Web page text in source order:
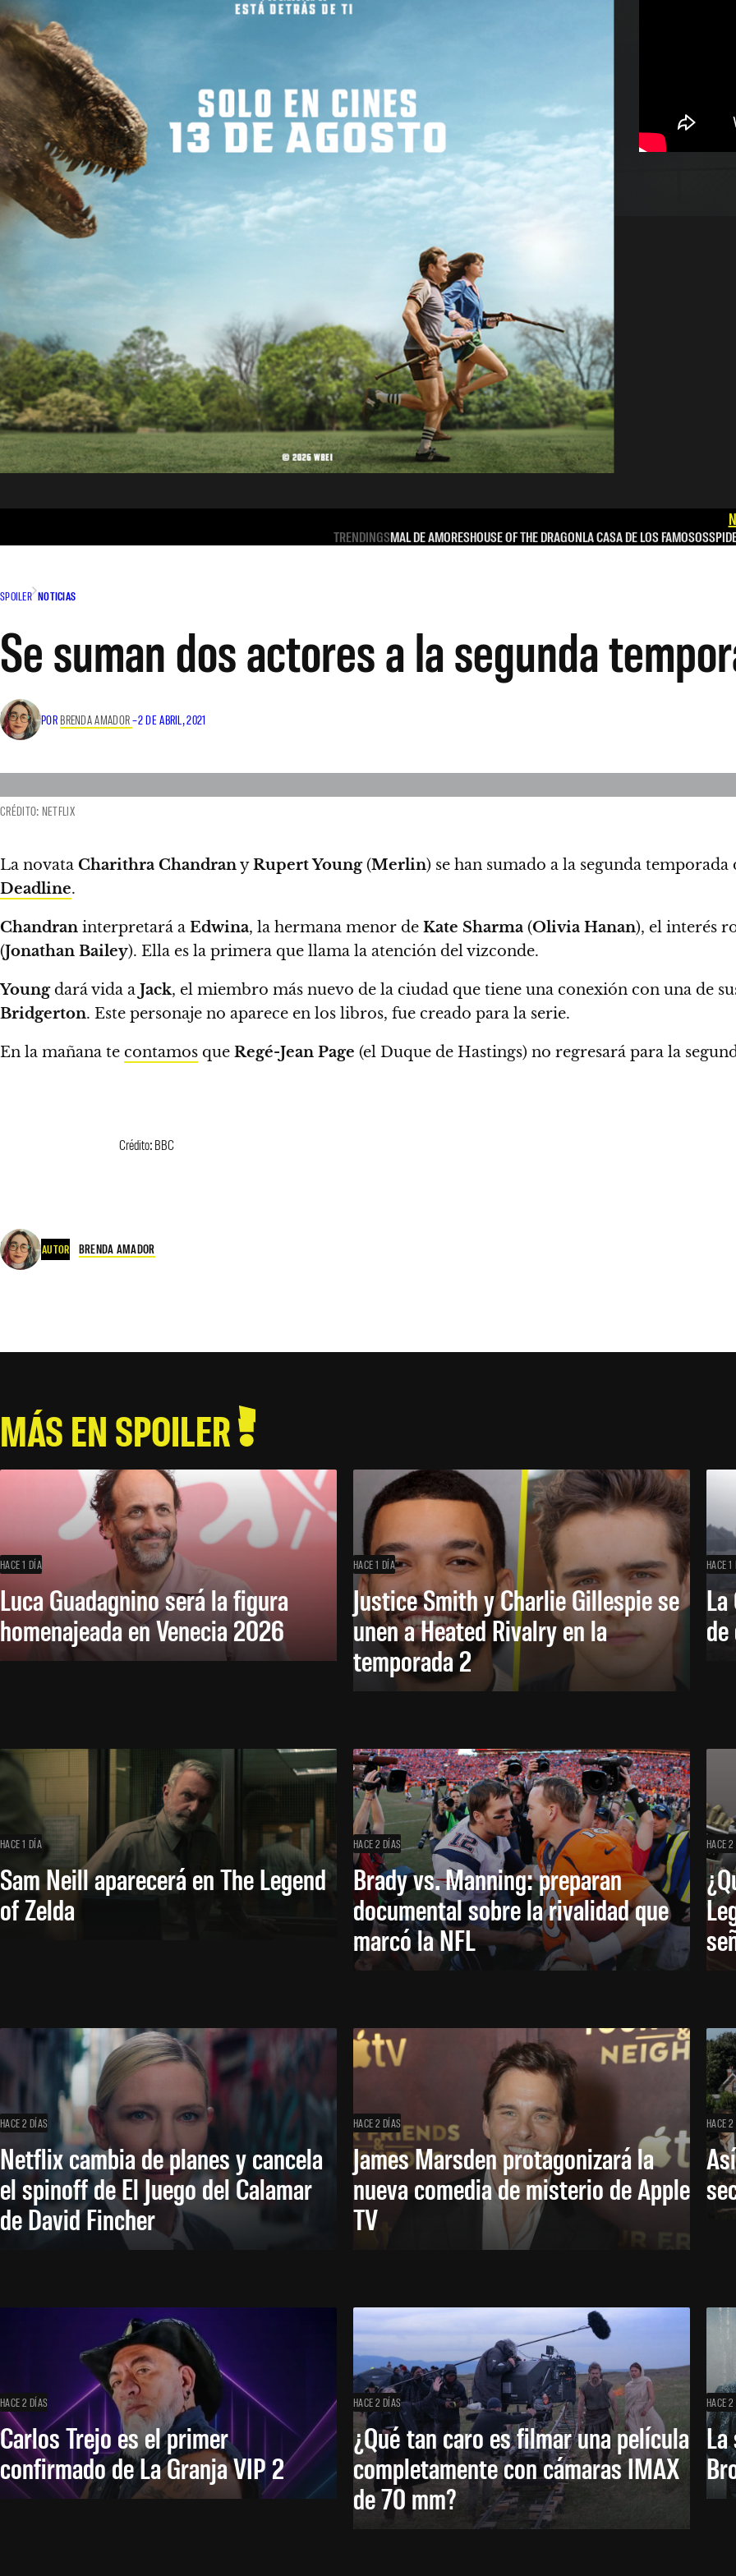
TRENDINGSMAL DE AMORESHOUSE OF THE DRAGONLA CASA DE LOS FAMOSOS
SPOILER NOTICIAS
Se suman dos actores a la segunda
POR BRENDA AMADOR–2 DE ABRIL, 2021
CRÉDITO: NETFLIX
La novata Charithra ChandranyRupert Young(Merlin) se han sumado a la segunda temporada
Deadline.
Chandran interpretará a Edwina, la hermana menor de Kate Sharma (Olivia Hanan), el interés
(Jonathan Bailey). Ella es la primera que llama la atención del vizconde.
Youngdará vida a Jack, el miembro más nuevo de la ciudad que tiene una conexión con una de
Bridgerton. Este personaje no aparece en los libros, fue creado para la serie.
En la mañana te contamos que Regé-Jean Page (el Duque de Hastings) no regresará para la
Crédito: BBC
AUTOR BRENDA AMADOR
MÁS EN SPOILER
HACE 1 DÍA
Luca Guadagnino será la figura
homenajeada en Venecia 2026
HACE 1 DÍA
Justice Smith y Charlie Gillespie se
unen a Heated Rivalry en la
temporada 2
HACE 1
HACE 1 DÍA
Sam Neill aparecerá en The Legend
of Zelda
HACE 2 DÍAS
Brady vs. Manning: preparan
documental sobre la rivalidad que
marcó la NFL
HACE
HACE 2 DÍAS
Netflix cambia de planes y cancela
el spinoff de El Juego del Calamar
de David Fincher
HACE 2 DÍAS
James Marsden protagonizará la
nueva comedia de misterio de Apple
TV
HACE
HACE 2 DÍAS
Carlos Trejo es el primer
confirmado de La Granja VIP 2
HACE 2 DÍAS
¿Qué tan caro es filmar una película
completamente con cámaras IMAX
de 70 mm?
HACE